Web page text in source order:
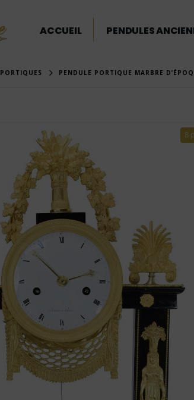
ACCUEIL PENDULES
PORTIQUES PENDULE PORTIQUE MARBRE
8